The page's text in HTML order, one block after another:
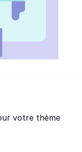
votre thème